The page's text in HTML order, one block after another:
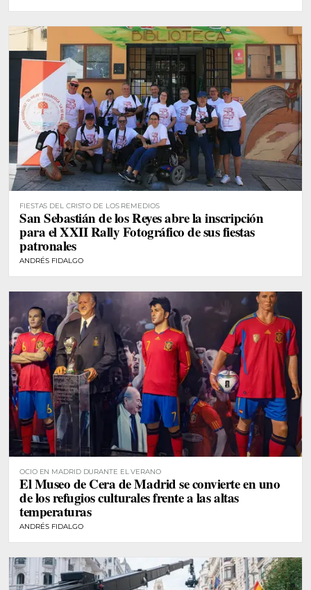
FIESTAS DEL CRISTO DE LOS REMEDIOS
San Sebastián de los Reyes abre la inscripción
para el XXII Rally Fotográfico de sus fiestas
patronales
ANDRÉS FIDALGO
OCIO EN MADRID DURANTE EL VERANO
El Museo de Cera de Madrid se convierte en uno
de los refugios culturales frente a las altas
temperaturas
ANDRÉS FIDALGO